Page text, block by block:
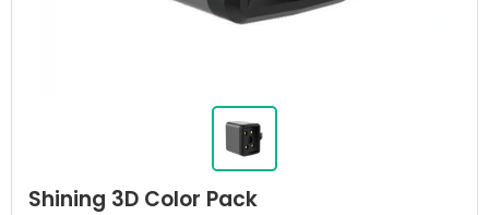
Shining 3D Color Pack